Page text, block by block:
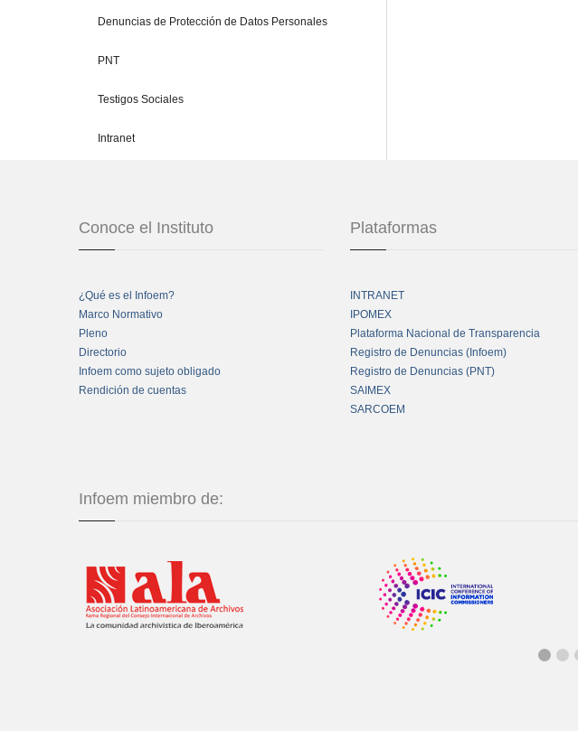
Denuncias de Protección de Datos Personales
PNT
Testigos Sociales
Intranet
Conoce el Instituto
¿Qué es el Infoem?
Marco Normativo
Pleno
Directorio
Infoem como sujeto obligado
Rendición de cuentas
Plataformas
INTRANET
IPOMEX
Plataforma Nacional de Transparencia
Registro de Denuncias (Infoem)
Registro de Denuncias (PNT)
SAIMEX
SARCOEM
Infoem miembro de: